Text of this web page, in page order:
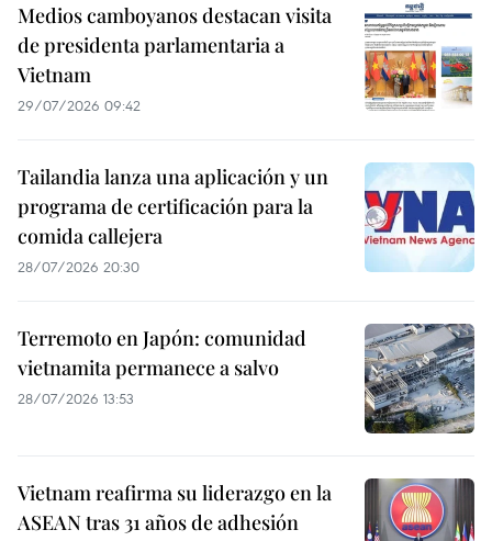
Medios camboyanos destacan visita
de presidenta parlamentaria a
Vietnam
29/07/2026 09:42
Tailandia lanza una aplicación y un
programa de certificación para la
comida callejera
28/07/2026 20:30
Terremoto en Japón: comunidad
vietnamita permanece a salvo
28/07/2026 13:53
Vietnam reafirma su liderazgo en la
ASEAN tras 31 años de adhesión